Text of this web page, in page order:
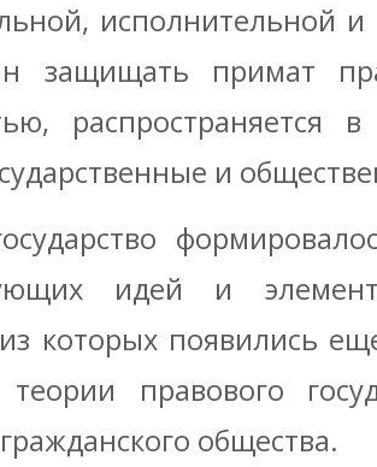
исполнительной
защищать примат
и
идей и
которых появились
правового
общества.